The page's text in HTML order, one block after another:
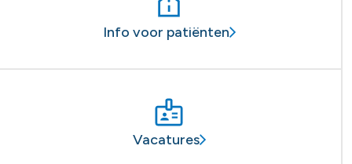
Info voor patiënten
Vacatures